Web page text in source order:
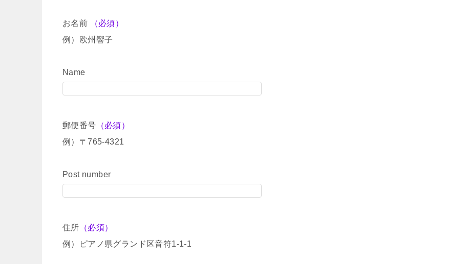
お名前
（必須）
例）欧州響子
Name
郵便番号 （必須）
例）〒765-4321
Post number
住所 （必須）
例）ピアノ県グランド区音符1-1-1